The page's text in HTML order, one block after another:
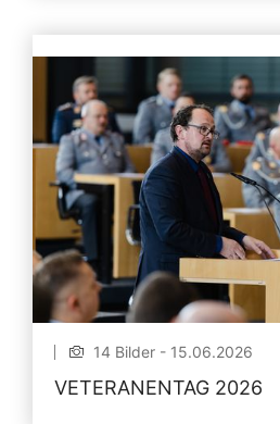
14 Bilder - 15.06.2026
VETERANENTAG 2026